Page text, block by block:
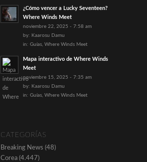
¿Cómo vencer a Lucky Seventeen?
Where Winds Meet
noviembre 22, 2025 - 7:58 am
by: Kaarosu Damu
in: Guías, Where Winds Meet
Mapa interactivo de Where Winds
Meet
noviembre 15, 2025 - 7:35 am
by: Kaarosu Damu
in: Guías, Where Winds Meet
CATEGORÍAS
Breaking News (48)
Corea(4.447)